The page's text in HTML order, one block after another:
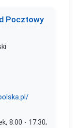
Pocztowy
8:00 - 17:30;